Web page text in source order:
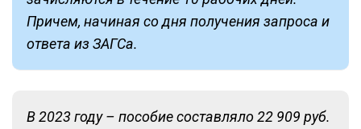
Причем, начиная со дня получения запроса и
ответа из ЗАГСа.
В 2023 году – пособие составляло 22 909 руб.